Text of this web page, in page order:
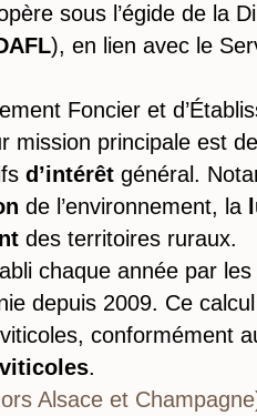
sous l’égide de la
), en lien avec le
Foncier et
mission principale est de
d’intérêtgénéral.
de l’environnement, la
des territoires ruraux.
chaque année par
depuis 2009. Ce
conformément
.
Alsace et